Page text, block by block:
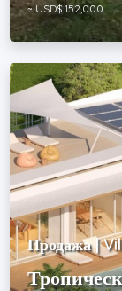
~ USD$ 152,000
Продажа |